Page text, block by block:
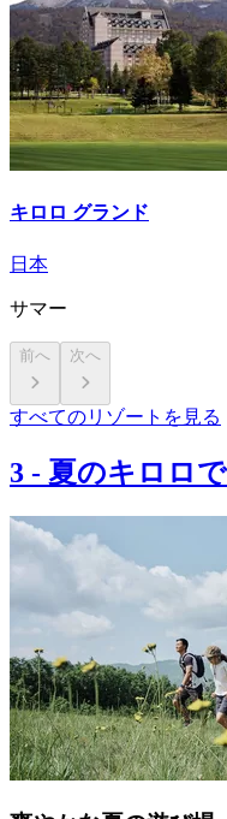
キロロ グランド
日本
サマー
前へ 次へ
すべてのリゾートを見る
3 - 夏のキロロ